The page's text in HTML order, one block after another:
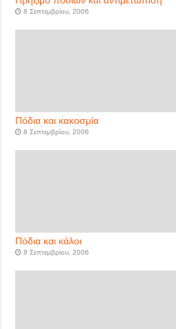
8 Σεπτεμβρίου, 2006
Πόδια και κακοσμία
8 Σεπτεμβρίου, 2006
Πόδια και κάλοι
8 Σεπτεμβρίου, 2006